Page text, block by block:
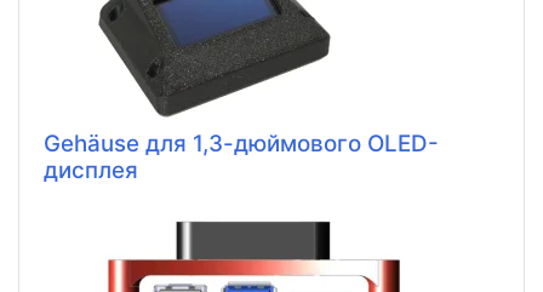
Gehäuse для 1,3-дюймового OLED-
дисплея